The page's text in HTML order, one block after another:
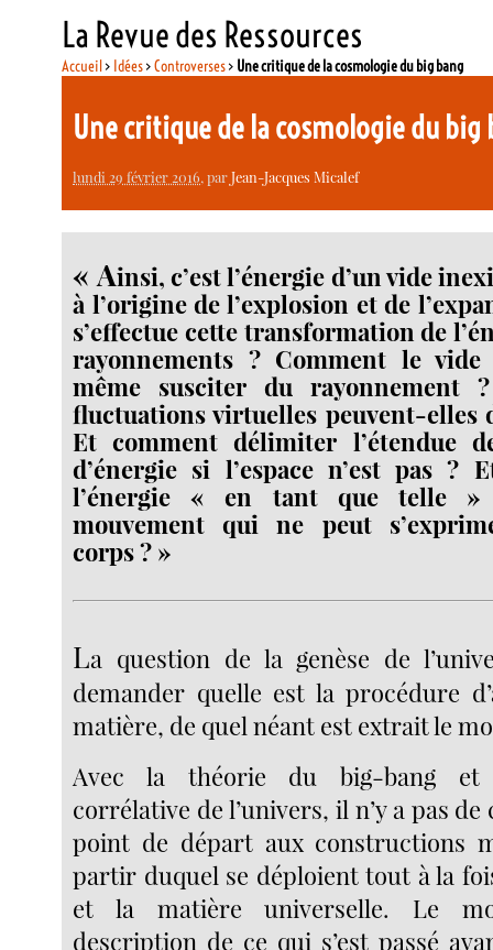
La Revue des Ressources
Accueil> Idées>Controverses> Une critique de la cosmologie du big bang
Une critique de la cosmologie du
lundi 29 février 2016, parJean-Jacques Micalef
« Ainsi, c’est l’énergie d’un vide
à l’origine de l’explosion et de
s’effectue cette transformation de
rayonnements ? Comment le
même susciter du rayonnement
fluctuations virtuelles peuvent-elles
Et comment délimiter l’étendue
d’énergie si l’espace n’est pas ?
l’énergie « en tant que telle
mouvement qui ne peut
corps ? »
La question de la genèse de
demander quelle est la procédure
matière, de quel néant est extrait le
Avec la théorie du big-bang et
corrélative de l’univers, il n’y a pas
point de départ aux constructions
partir duquel se déploient tout à la
et la matière universelle. Le
description de ce qui s’est passé